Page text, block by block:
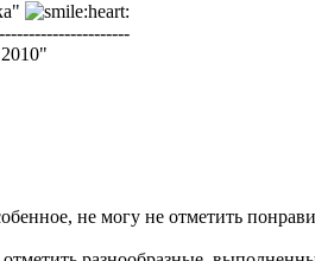
не могу не отметить